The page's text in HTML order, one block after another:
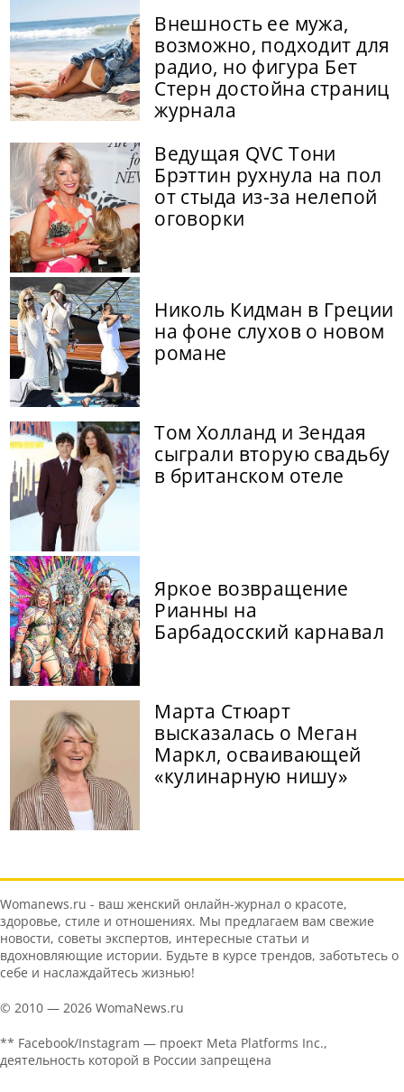
Внешность ее мужа,
возможно, подходит для
радио, но фигура Бет
Стерн достойна страниц
журнала
Ведущая QVC Тони
Брэттин рухнула на пол
от стыда из-за нелепой
оговорки
Николь Кидман в Греции
на фоне слухов о новом
романе
Том Холланд и Зендая
сыграли вторую свадьбу
в британском отеле
Яркое возвращение
Рианны на
Барбадосский карнавал
Марта Стюарт
высказалась о Меган
Маркл, осваивающей
«кулинарную нишу»
Womanews.ru - ваш женский онлайн-журнал о красоте,
здоровье, стиле и отношениях. Мы предлагаем вам свежие
новости, советы экспертов, интересные статьи и
вдохновляющие истории. Будьте в курсе трендов, заботьтесь о
себе и наслаждайтесь жизнью!
© 2010 — 2026 WomaNews.ru
** Facebook/Instagram — проект Meta Platforms Inc.,
деятельность которой в России запрещена